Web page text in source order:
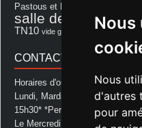
Nous
Nous
d'autres
pour
Pastous et Pastourettes
salle des fêtes salle
TN10 vide grenier Voeux école
CONTACT MAIRIE
Horaires d'ouverture de la
Lundi, Mardi, Jeudi et Vendredi
15h30* *Permanence
Le Mercredi : de 08h00 à 11h00